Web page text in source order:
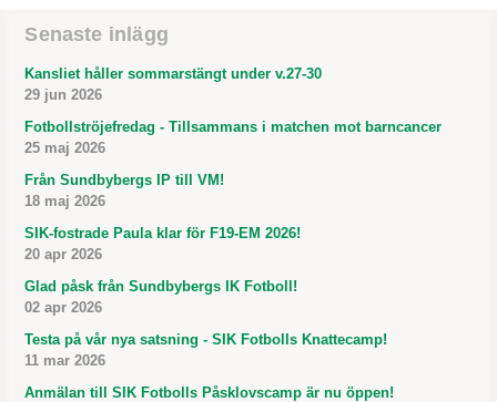
Senaste inlägg
Kansliet håller sommarstängt under v.27-30
29 jun 2026
Fotbollströjefredag - Tillsammans i matchen mot barncancer
25 maj 2026
Från Sundbybergs IP till VM!
18 maj 2026
SIK-fostrade Paula klar för F19-EM 2026!
20 apr 2026
Glad påsk från Sundbybergs IK Fotboll!
02 apr 2026
Testa på vår nya satsning - SIK Fotbolls Knattecamp!
11 mar 2026
Anmälan till SIK Fotbolls Påsklovscamp är nu öppen!